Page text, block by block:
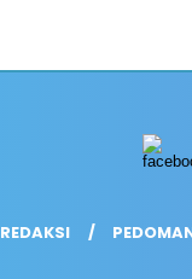
REDAKSI